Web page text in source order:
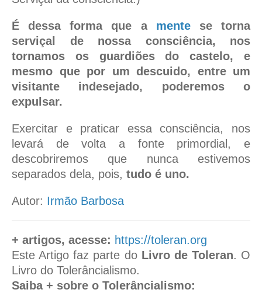
É dessa forma que a mente se torna
serviçal de nossa consciência, nos
tornamos os guardiões do castelo, e
mesmo que por um descuido, entre um
visitante indesejado, poderemos o
expulsar.
Exercitar e praticar essa consciência, nos
levará de volta a fonte primordial, e
descobriremos que nunca estivemos
separados dela, pois, tudo é uno.
Autor: Irmão Barbosa
+ artigos, acesse: https://toleran.org
Este Artigo faz parte do Livro de Toleran. O
Livro do Tolerâncialismo.
Saiba + sobre o Tolerâncialismo: